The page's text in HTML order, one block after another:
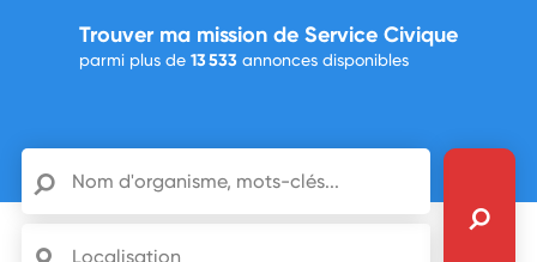
Trouver ma mission de Service Civique
parmi plus de 13 533 annonces disponibles
Nom d'organisme, mots-clés...